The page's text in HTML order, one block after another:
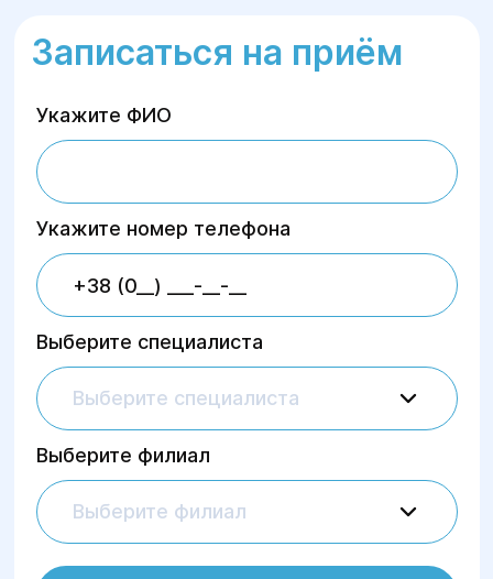
Записаться на приём
Укажите ФИО
Укажите номер телефона
Выберите специалиста
Выберите специалиста
Выберите филиал
Выберите филиал